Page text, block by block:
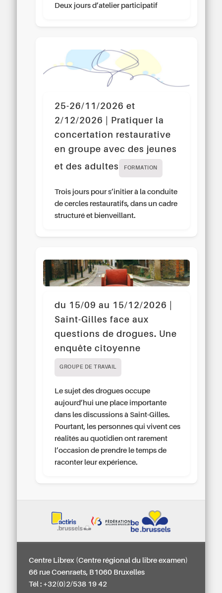
Deux jours d’atelier participatif
25-26/11/2026 et
2/12/2026 | Pratiquer la
concertation restaurative
en groupe avec des jeunes
et des adultes
FORMATION
Trois jours pour s’initier à la conduite
de cercles restauratifs, dans un cadre
structuré et bienveillant.
du 15/09 au 15/12/2026 |
Saint-Gilles face aux
questions de drogues. Une
enquête citoyenne
GROUPE DE TRAVAIL
Le sujet des drogues occupe
aujourd’hui une place importante
dans les discussions à Saint-Gilles.
Pourtant, les personnes qui vivent ces
réalités au quotidien ont rarement
l’occasion de prendre le temps de
raconter leur expérience.
Centre Librex (Centre régional du libre examen)
66 rue Coenraets, B1060 Bruxelles
Tél : +32(0)2/538 19 42